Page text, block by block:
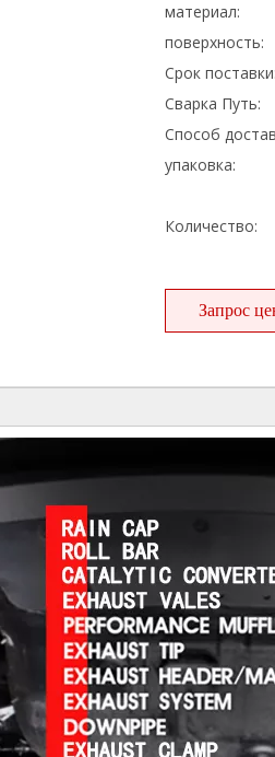
материал:
поверхность:
Срок поставки:
Сварка Путь:
Способ
упаковка:
Количество:
Запрос